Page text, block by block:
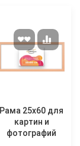
Рама 25x60 для
картин и
фотографий